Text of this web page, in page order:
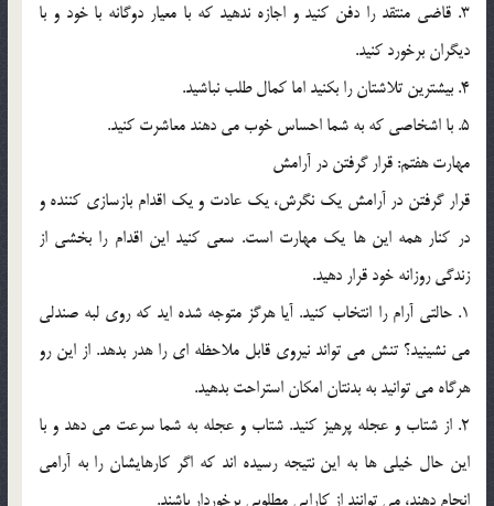
3. قاضي منتقد را دفن کنيد و اجازه ندهيد که با معيار دوگانه با خود و با
ديگران برخورد کنيد.
4. بيشترين تلاشتان را بکنيد اما کمال طلب نباشيد.
5. با اشخاصي که به شما احساس خوب مي دهند معاشرت کنيد.
مهارت هفتم: قرار گرفتن در آرامش
قرار گرفتن در آرامش يک نگرش، يک عادت و يک اقدام بازسازي کننده و
در کنار همه اين ها يک مهارت است. سعي کنيد اين اقدام را بخشي از
زندگي روزانه خود قرار دهيد.
1. حالتي آرام را انتخاب کنيد. آيا هرگز متوجه شده ايد که روي لبه صندلي
مي نشينيد؟ تنش مي تواند نيروي قابل ملاحظه اي را هدر بدهد. از اين رو
هرگاه مي توانيد به بدنتان امکان استراحت بدهيد.
2. از شتاب و عجله پرهيز کنيد. شتاب و عجله به شما سرعت مي دهد و با
اين حال خيلي ها به اين نتيجه رسيده اند که اگر کارهايشان را به آرامي
انجام دهند، مي توانند از کارايي مطلوبي برخوردار باشند.